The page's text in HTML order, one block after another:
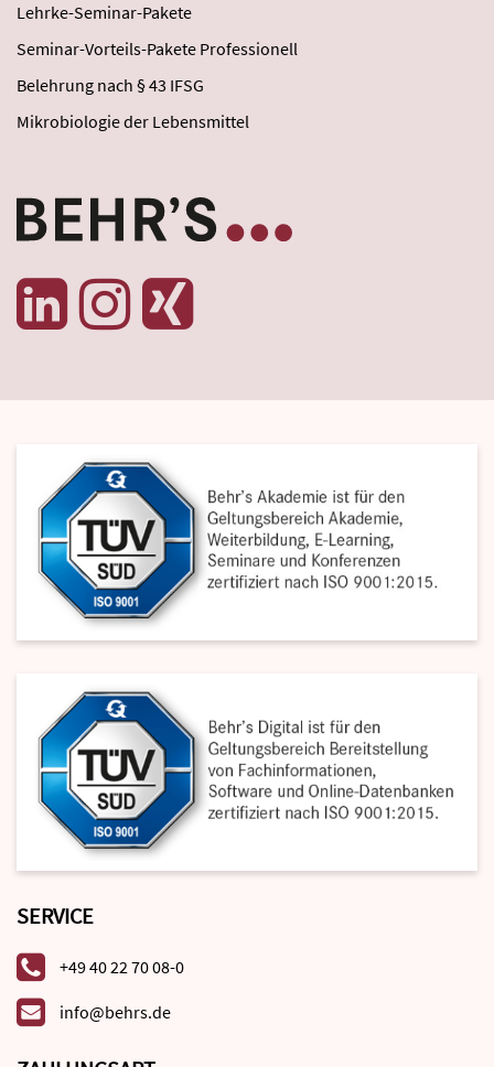
Lehrke-Seminar-Pakete
Seminar-Vorteils-Pakete Professionell
Belehrung nach § 43 IFSG
Mikrobiologie der Lebensmittel
SERVICE
+49 40 22 70 08-0
info@behrs.de